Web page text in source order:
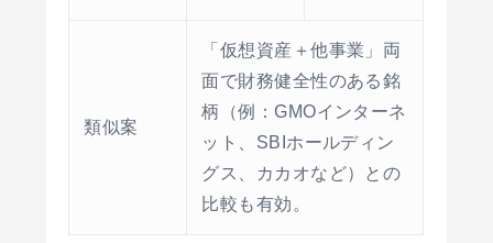
類似案
「仮想資産＋他事業」両
面で財務健全性のある銘
柄（例：GMOインターネ
ット、SBIホールディン
グス、カカオなど）との
比較も有効。